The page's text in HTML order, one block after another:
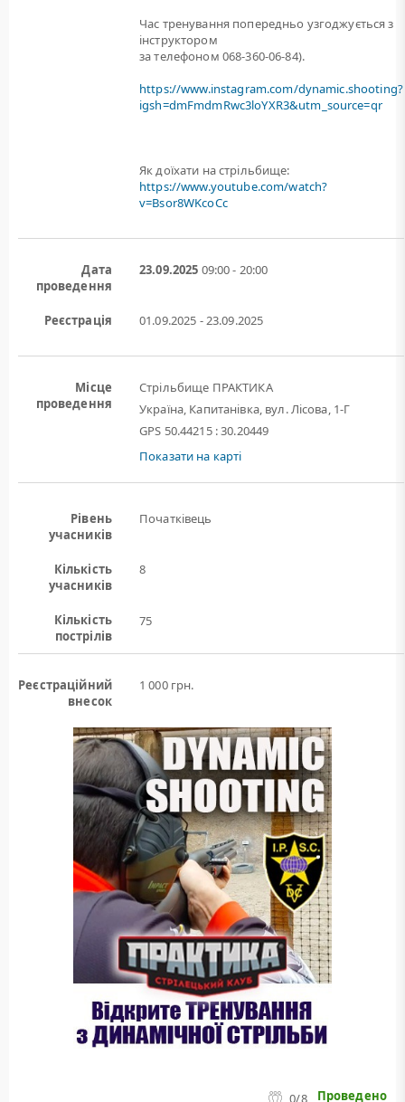
Час тренування попередньо узгоджується з
інструктором
за телефоном 068-360-06-84).
https://www.instagram.com/dynamic.shooting?
igsh=dmFmdmRwc3loYXR3&utm_source=qr
Як доїхати на стрільбище:
https://www.youtube.com/watch?
v=Bsor8WKcoCc
Дата
проведення
23.09.2025 09:00 - 20:00
Реєстрація 01.09.2025 - 23.09.2025
Місце
проведення
Стрільбище ПРАКТИКА
Україна, Капитанівка, вул. Лісова, 1-Г
GPS 50.44215 : 30.20449
Показати на карті
Рівень
учасників
Початківець
Кількість
учасників
8
Кількість
пострілів
75
Реєстраційний
внесок
1 000 грн.
0/8 Проведено